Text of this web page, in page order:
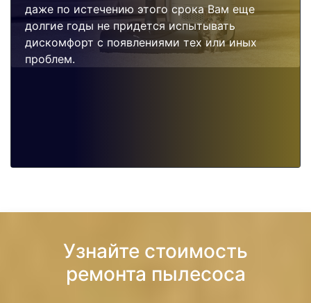
даже по истечению этого срока Вам еще
долгие годы не придется испытывать
дискомфорт с появлениями тех или иных
проблем.
Узнайте стоимость
ремонта пылесоса